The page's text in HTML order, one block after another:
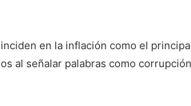
en la inflación como el
al señalar palabras como